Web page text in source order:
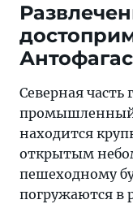
Северная
промышленный
находится
открытым
пешеходному
погружаются